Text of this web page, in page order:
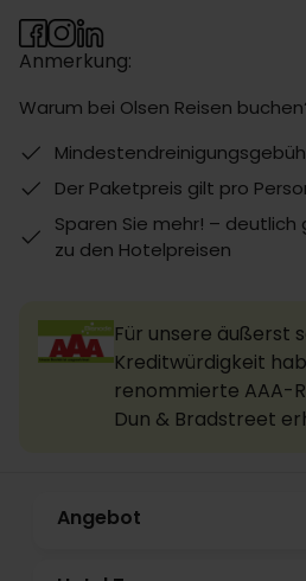
Anmerkung:
Warum bei Olsen Reisen
Der Paketpreis gilt pro
Sparen Sie mehr! –
zu den Hotelpreisen
Für unsere äußerst
Kreditwürdigkeit
renommierte AAA-
Dun & Bradstreet
Angebot